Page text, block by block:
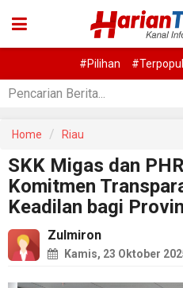
#Pilihan
Home Riau
SKK Migas dan
Komitmen
Keadilan bagi
Zulmiron
Kamis, 23 Oktober